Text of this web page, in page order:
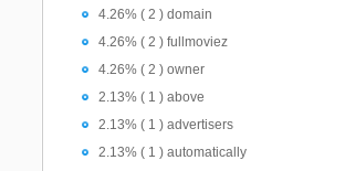
4.26% ( 2 ) domain
4.26% ( 2 ) fullmoviez
4.26% ( 2 ) owner
2.13% ( 1 ) above
2.13% ( 1 ) advertisers
2.13% ( 1 ) automatically